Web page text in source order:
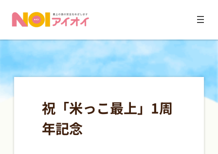
容
を
祝「米っこ最上」1周
年記念